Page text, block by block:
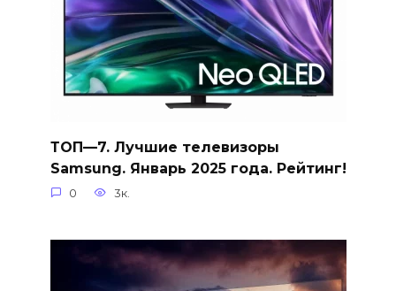
ТОП—7. Лучшие телевизоры
Samsung. Январь 2025 года. Рейтинг!
0 3к.